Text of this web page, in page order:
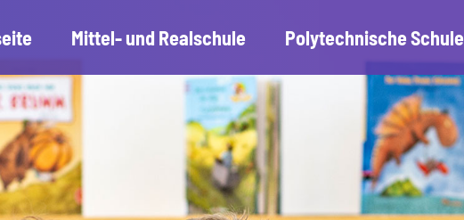
Mittel- und Realschule Polytechnische Schule